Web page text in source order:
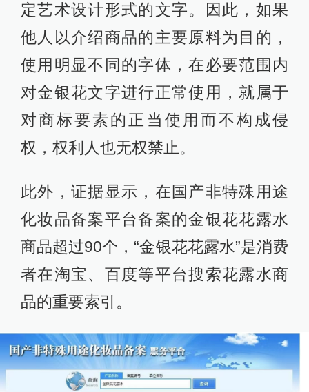
定艺术设计形式的文字。因此，如果
他人以介绍商品的主要原料为目的，
使用明显不同的字体，在必要范围内
对金银花文字进行正常使用，就属于
对商标要素的正当使用而不构成侵
权，权利人也无权禁止。
此外，证据显示，在国产非特殊用途
化妆品备案平台备案的金银花花露水
商品超过90个，“金银花花露水”是消费
者在淘宝、百度等平台搜索花露水商
品的重要索引。